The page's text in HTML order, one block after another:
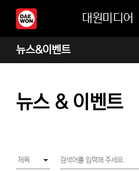
대원미디어
뉴스&이벤트
뉴스 & 이벤트